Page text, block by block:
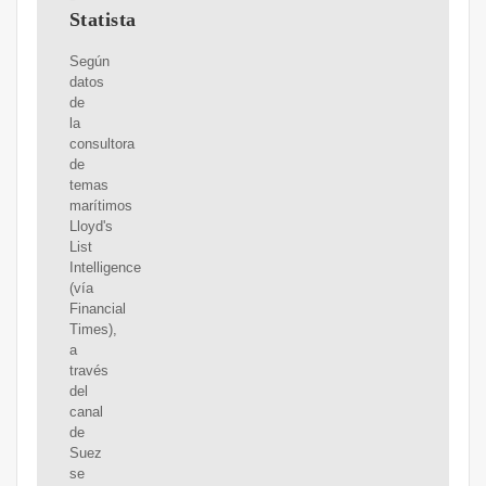
Statista
Según
datos
de
la
consultora
de
temas
marítimos
Lloyd's
List
Intelligence
(vía
Financial
Times),
a
través
del
canal
de
Suez
se